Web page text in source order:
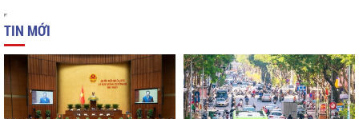
TIN MỚI